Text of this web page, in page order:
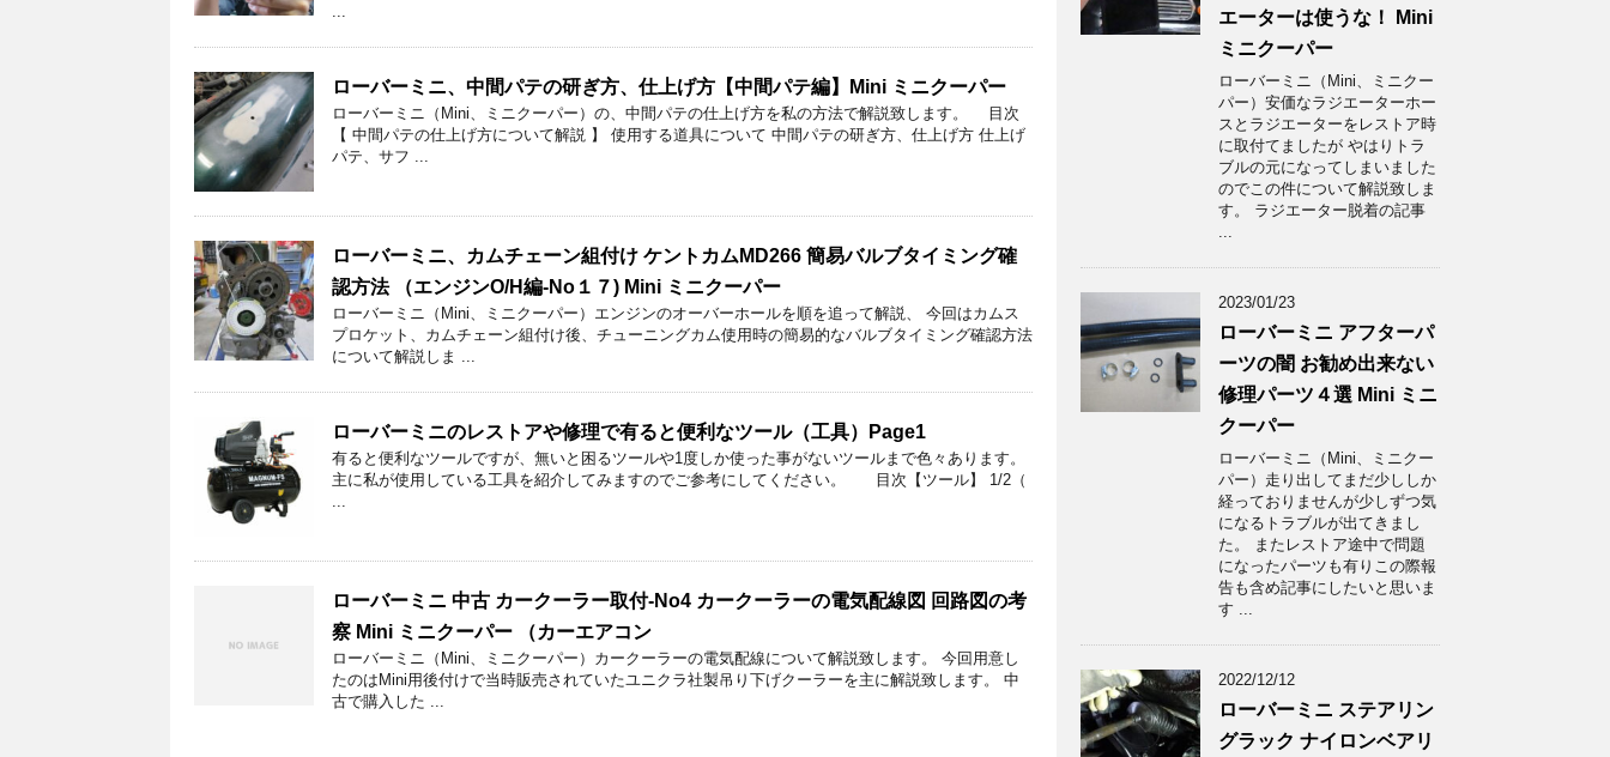
...
ローバーミニ、中間パテの研ぎ方、仕上げ方【中間パテ編】Mini ミニクーパー
ローバーミニ（Mini、ミニクーパー）の、中間パテの仕上げ方を私の方法で解説致します。 目次
【 中間パテの仕上げ方について解説 】 使用する道具について 中間パテの研ぎ方、仕上げ方 仕上げ
パテ、サフ ...
ローバーミニ、カムチェーン組付け ケントカムMD266 簡易バルブタイミング確
認方法 （エンジンO/H編-No１７) Mini ミニクーパー
ローバーミニ（Mini、ミニクーパー）エンジンのオーバーホールを順を追って解説、 今回はカムス
プロケット、カムチェーン組付け後、チューニングカム使用時の簡易的なバルブタイミング確認方法
について解説しま ...
ローバーミニのレストアや修理で有ると便利なツール（工具）Page1
有ると便利なツールですが、無いと困るツールや1度しか使った事がないツールまで色々あります。
主に私が使用している工具を紹介してみますのでご参考にしてください。 目次【ツール】 1/2（
...
ローバーミニ 中古 カークーラー取付-No4 カークーラーの電気配線図 回路図の考
察 Mini ミニクーパー （カーエアコン
ローバーミニ（Mini、ミニクーパー）カークーラーの電気配線について解説致します。 今回用意し
たのはMini用後付けで当時販売されていたユニクラ社製吊り下げクーラーを主に解説致します。 中
古で購入した ...
エーターは使うな！ Mini
ミニクーパー
ローバーミニ（Mini、ミニクー
パー）安価なラジエーターホー
スとラジエーターをレストア時
に取付てましたが やはりトラ
ブルの元になってしまいました
のでこの件について解説致しま
す。 ラジエーター脱着の記事
...
2023/01/23
ローバーミニ アフターパ
ーツの闇 お勧め出来ない
修理パーツ４選 Mini ミニ
クーパー
ローバーミニ（Mini、ミニクー
パー）走り出してまだ少ししか
経っておりませんが少しずつ気
になるトラブルが出てきまし
た。 またレストア途中で問題
になったパーツも有りこの際報
告も含め記事にしたいと思いま
す ...
2022/12/12
ローバーミニ ステアリン
グラック ナイロンベアリ